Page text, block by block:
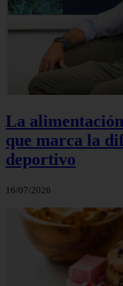
La
que marca la
deportivo
16/07/2026